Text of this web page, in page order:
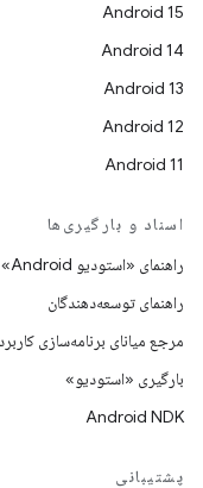
Android 15
Android 14
Android 13
Android 12
Android 11
اسناد و بارگیری‌ها
راهنمای «استودیو Android»
راهنمای توسعه‌دهندگان
مرجع میانای برنامه‌سازی
بارگیری «استودیو»
Android NDK
پشتیبانی